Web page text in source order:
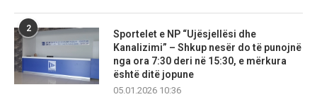
2
Sportelet e NP “Ujësjellësi dhe
Kanalizimi” – Shkup nesër do të punojnë
nga ora 7:30 deri në 15:30, e mërkura
është ditë jopune
05.01.2026 10:36